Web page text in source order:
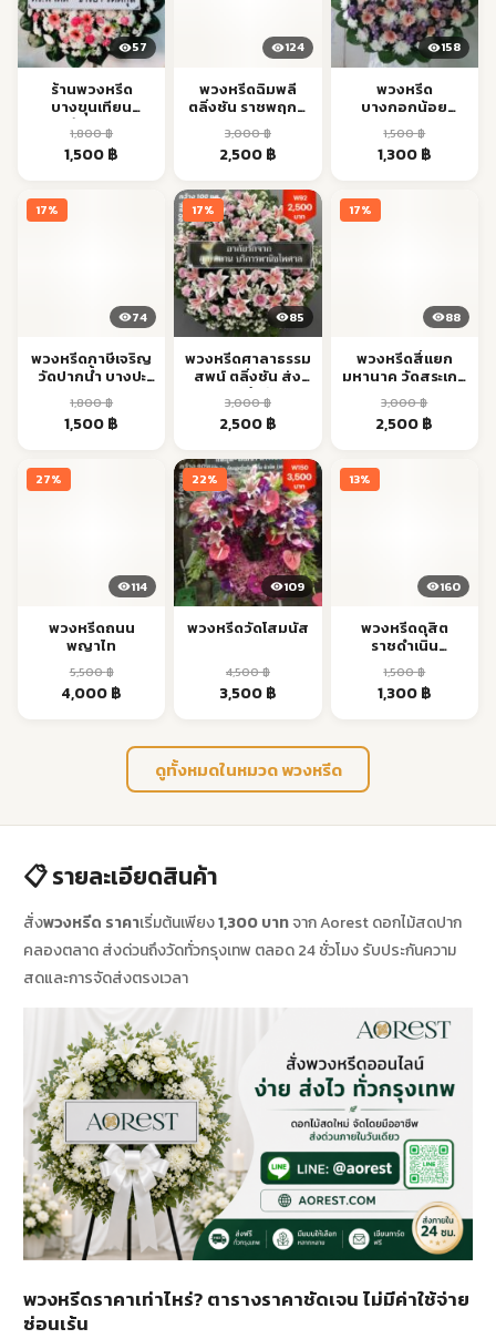
57
ร้านพวงหรีด
บางขุนเทียน
แสมดำ พระราม 2
ส่งด่วน
1,800฿
Original
1,500฿
124
พวงหรีดฉิมพลี
ตลิ่งชัน ราชพฤกษ์
ส่งตรงเวลา
3,000฿
Original
was:
3,000 ฿.
2,500฿Current
is:
2,500 ฿.
158
พวงหรีด
บางกอกน้อย
ศิริราช
จรัญสนิทวงศ์ ส่ง
ด่วน
1,500฿
Original
1,300฿Current
17%
74
พวงหรีดภาษีเจริญ
วัดปากน้ำ บางปะ
กอก ส่งด่วน
1,800฿
Original
1,500฿
17%
85
พวงหรีดศาลาธรรม
สพน์ ตลิ่งชัน ส่ง
ด่วนถึงวัด
3,000฿
Original
was:
3,000 ฿.
2,500฿Current
is:
2,500 ฿.
17%
88
พวงหรีดสี่แยก
มหานาค วัดสระเกศ
ภูเขาทอง ส่งด่วน
3,000฿
Original
2,500฿
27%
114
พวงหรีดถนน
พญาไท
5,500฿
Original
4,000฿
4,000 ฿.
22%
109
พวงหรีดวัดโสมนัส
4,500฿
Original
4,500 ฿.
3,500฿Current
3,500 ฿.
13%
160
พวงหรีดดุสิต
ราชดำเนิน
รพ.วชิรฯ ส่งด่วน
1,500฿
Original
1,300฿Current
ดูทั้งหมดในหมวด พวงหรีด
📋 รายละเอียดสินค้า
สั่งพวงหรีด ราคาเริ่มต้นเพียง1,300 บาทจาก Aorest ดอกไม้สดปาก
คลองตลาด ส่งด่วนถึงวัดทั่วกรุงเทพ ตลอด 24 ชั่วโมง รับประกันความ
สดและการจัดส่งตรงเวลา
พวงหรีดราคาเท่าไหร่? ตารางราคาชัดเจน ไม่มีค่าใช้จ่าย
ซ่อนเร้น